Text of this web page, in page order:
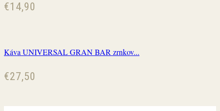
€14,90
Káva UNIVERSAL GRAN BAR zrnkov...
€27,50